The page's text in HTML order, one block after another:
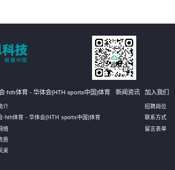
·hth体育 - 华体会(HTH sports中国)体育
介
·hth体育 - 华体会(HTH sports中国)体育
络
质
采
新闻资讯 加入我们
招聘岗位
联系方式
留言表单